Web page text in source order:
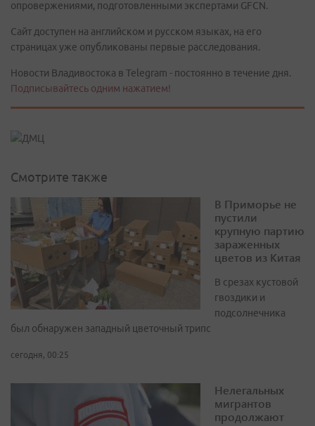
опровержениями, подготовленными экспертами GFCN.
Сайт доступен на английском и русском языках, на его
страницах уже опубликованы первые расследования.
Новости Владивостока в Telegram - постоянно в течение дня.
Подписывайтесь одним нажатием!
Смотрите также
В Приморье не
пустили
крупную партию
зараженных
цветов из Китая
В срезах кустовой
гвоздики и
подсолнечника
был обнаружен западный цветочный трипс
сегодня, 00:25
Нелегальных
мигрантов
продолжают